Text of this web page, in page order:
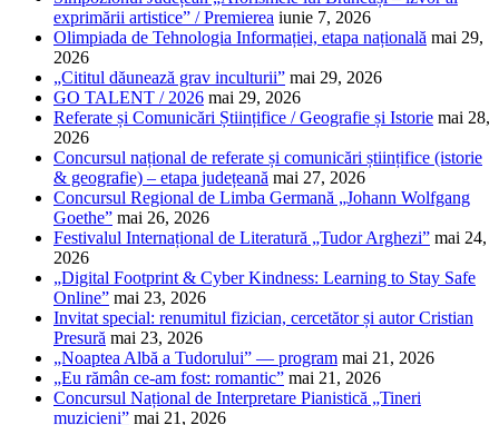
exprimării artistice” / Premierea iunie 7, 2026
Olimpiada de Tehnologia Informației, etapa națională mai 29,
2026
„Cititul dăunează grav inculturii” mai 29, 2026
GO TALENT / 2026 mai 29, 2026
Referate și Comunicări Științifice / Geografie și Istorie mai 28,
2026
Concursul național de referate și comunicări științifice (istorie
& geografie) – etapa județeană mai 27, 2026
Concursul Regional de Limba Germană „Johann Wolfgang
Goethe” mai 26, 2026
Festivalul Internațional de Literatură „Tudor Arghezi” mai 24,
2026
„Digital Footprint & Cyber Kindness: Learning to Stay Safe
Online” mai 23, 2026
Invitat special: renumitul fizician, cercetător și autor Cristian
Presură mai 23, 2026
„Noaptea Albă a Tudorului” — program mai 21, 2026
„Eu rămân ce-am fost: romantic” mai 21, 2026
Concursul Național de Interpretare Pianistică „Tineri
muzicieni” mai 21, 2026